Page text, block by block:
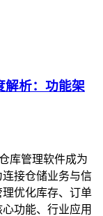
解析：功能架
库管理软件成为
接仓储业务与信
优化库存、订单
功能、行业应用